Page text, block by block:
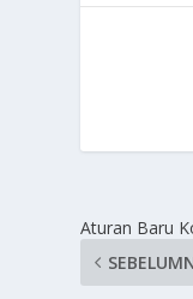
Aturan Baru